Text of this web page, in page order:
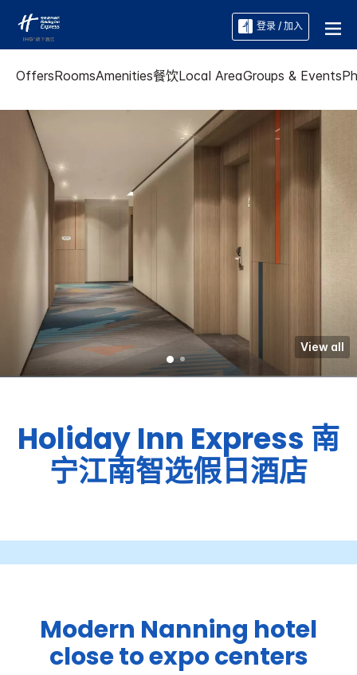
登录 / 加入
OffersRoomsAmenities餐饮Local AreaGroups & Events
View all
Holiday Inn Express 南
宁江南智选假日酒店
Modern Nanning hotel
close to expo centers